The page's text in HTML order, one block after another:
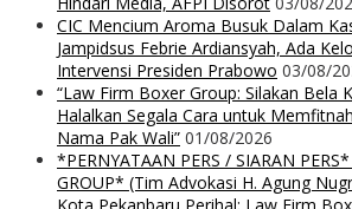
CIC Mencium Aroma Busuk Dalam
Jampidsus Febrie Ardiansyah, Ada
Intervensi Presiden Prabowo 03/08/
“Law Firm Boxer Group: Silakan Bela
Halalkan Segala Cara untuk
Nama Pak Wali” 01/08/2026
*PERNYATAAN PERS / SIARAN
GROUP* (Tim Advokasi H. Agung